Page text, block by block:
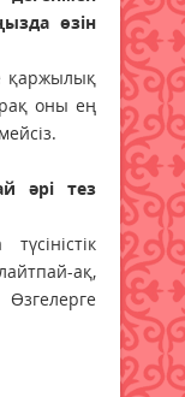
өзін
қаржылық
оны ең
әрі тез
ақ,